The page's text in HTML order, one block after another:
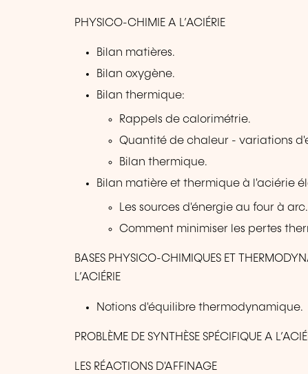
PHYSICO-CHIMIE A L’ACIÉRIE
Bilan matières.
Bilan oxygène.
Bilan thermique:
Rappels de calorimétrie.
Quantité de chaleur - variations
Bilan thermique.
Bilan matière et thermique à l'aciérie
Les sources d'énergie au four à arc.
Comment minimiser les pertes
BASES PHYSICO-CHIMIQUES ET
L’ACIÉRIE
Notions d'équilibre thermodynamique.
PROBLÈME DE SYNTHÈSE SPÉCIFIQUE A
LES RÉACTIONS D'AFFINAGE